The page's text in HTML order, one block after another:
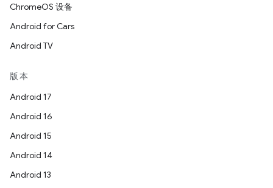
ChromeOS 设备
Android for Cars
Android TV
版本
Android 17
Android 16
Android 15
Android 14
Android 13